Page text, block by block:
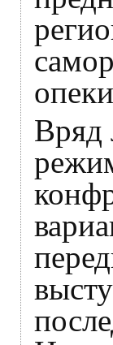
Вряд